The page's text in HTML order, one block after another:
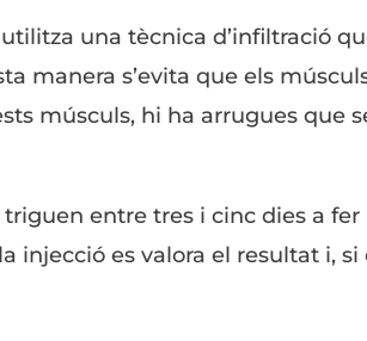
una tècnica d’infiltració
manera s’evita que els
músculs, hi ha arrugues que
entre tres i cinc dies a
injecció es valora el resultat i,